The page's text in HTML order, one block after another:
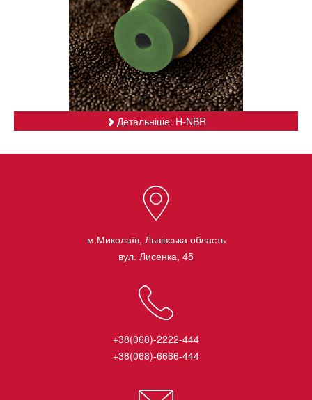
Детальніше: H-NBR
м.Миколаїв, Львівська область
вул. Лисенка, 45
+38(068)-2222-444
+38(068)-6666-444